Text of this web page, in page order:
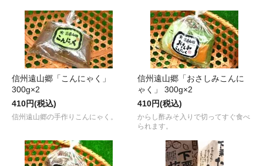
信州遠山郷「こんにゃく」
300g×2
410円(税込)
信州遠山郷の手作りこんにゃく。
信州遠山郷「おさしみこんに
ゃく」 300g×2
410円(税込)
からし酢みそ入りで切ってすぐ食べ
られます。